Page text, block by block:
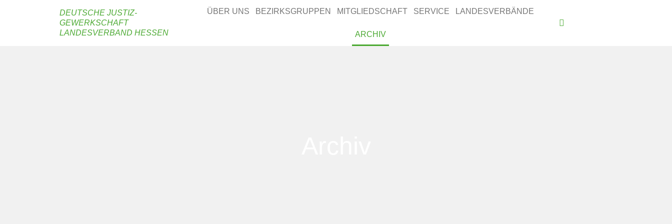
DEUTSCHE JUSTIZ-
GEWERKSCHAFT
LANDESVERBAND HESSEN
ÜBER UNS BEZIRKSGRUPPEN MITGLIEDSCHAFT SERVICE LANDESVERBÄNDE
ARCHIV